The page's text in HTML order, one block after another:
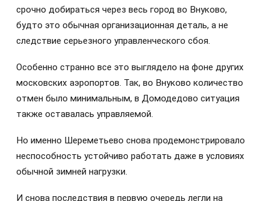
срочно добираться через весь город во Внуково,
будто это обычная организационная деталь, а не
следствие серьезного управленческого сбоя.
Особенно странно все это выглядело на фоне других
московских аэропортов. Так, во Внуково количество
отмен было минимальным, в Домодедово ситуация
также оставалась управляемой.
Но именно Шереметьево снова продемонстрировало
неспособность устойчиво работать даже в условиях
обычной зимней нагрузки.
И снова последствия в первую очередь легли на